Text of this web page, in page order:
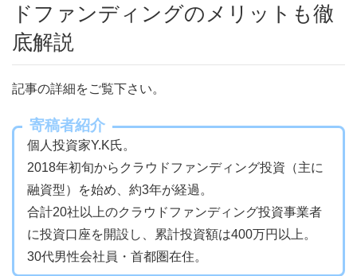
ドファンディングのメリットも徹
底解説
記事の詳細をご覧下さい。
寄稿者紹介
個人投資家Y.K氏。
2018年初旬からクラウドファンディング投資（主に
融資型）を始め、約3年が経過。
合計20社以上のクラウドファンディング投資事業者
に投資口座を開設し、累計投資額は400万円以上。
30代男性会社員・首都圏在住。